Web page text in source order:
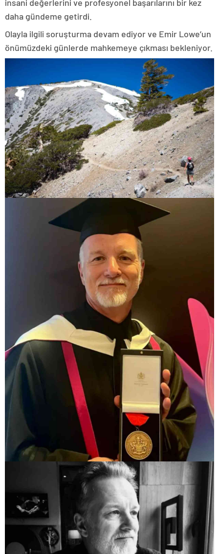
insani değerlerini ve profesyonel başarılarını bir kez
daha gündeme getirdi.
Olayla ilgili soruşturma devam ediyor ve Emir Lowe’un
önümüzdeki günlerde mahkemeye çıkması bekleniyor.